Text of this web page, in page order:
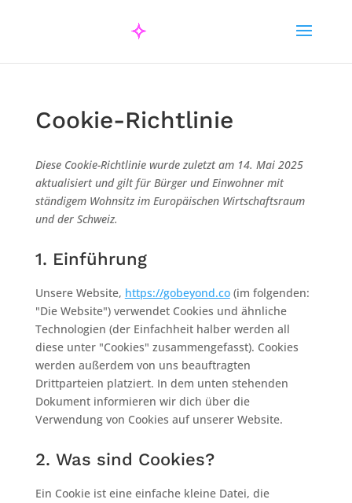
Cookie-Richtlinie
Diese Cookie-Richtlinie wurde zuletzt am 14. Mai 2025
aktualisiert und gilt für Bürger und Einwohner mit
ständigem Wohnsitz im Europäischen Wirtschaftsraum
und der Schweiz.
1. Einführung
Unsere Website, https://gobeyond.co(im folgenden:
"Die Website") verwendet Cookies und ähnliche
Technologien (der Einfachheit halber werden all
diese unter "Cookies" zusammengefasst). Cookies
werden außerdem von uns beauftragten
Drittparteien platziert. In dem unten stehenden
Dokument informieren wir dich über die
Verwendung von Cookies auf unserer Website.
2. Was sind Cookies?
Ein Cookie ist eine einfache kleine Datei, die